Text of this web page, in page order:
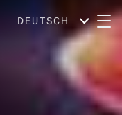
DEUTSCH